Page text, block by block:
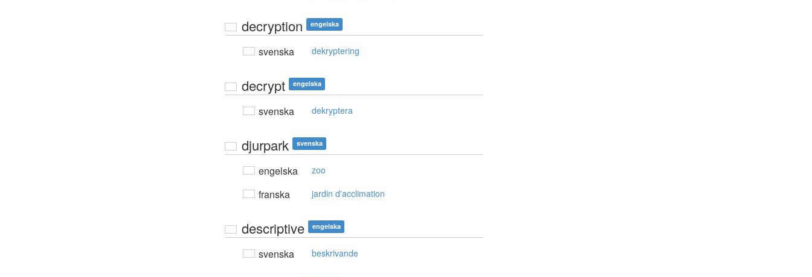
decryption engelska
svenska dekryptering
decrypt engelska
svenska dekryptera
djurpark svenska
engelska zoo
franska jardin d'acclimation
descriptive engelska
svenska beskrivande